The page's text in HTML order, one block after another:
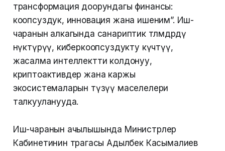
трансформация доорундагы финансы:
коопсуздук, инновация жана ишеним”. Иш-
чаранын алкагында санариптик төлөмдөрдү
өнүктүрүү, киберкоопсуздукту күчөтүү,
жасалма интеллектти колдонуу,
криптоактивдер жана каржы
экосистемаларын түзүү маселелери
талкууланууда.
Иш-чаранын ачылышында Министрлер
Кабинетинин төрагасы Адылбек Касымалиев